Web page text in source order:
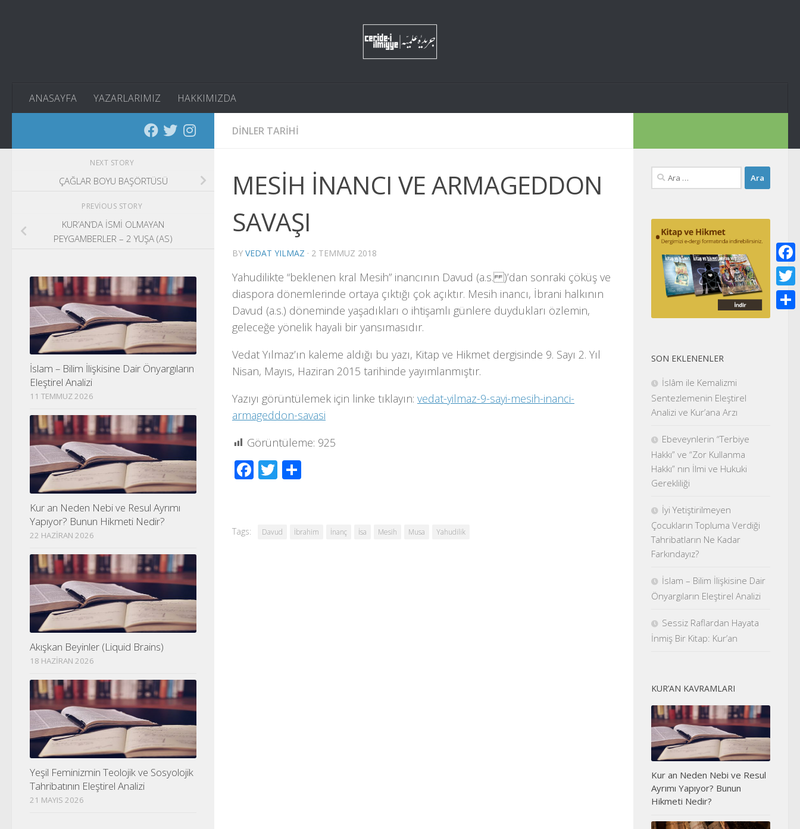
ANASAYFA YAZARLARIMIZ HAKKIMIZDA
DINLER TARIHI
MESİH İNANCI VE ARMAGEDDON
SAVAŞI
BY VEDAT YILMAZ · 2 TEMMUZ 2018
Yahudilikte “beklenen kral Mesih” inancının Davud (a.s. )’dan sonraki çöküş ve
diaspora dönemlerinde ortaya çıktığı çok açıktır. Mesih inancı, İbrani halkının
Davud (a.s.) döneminde yaşadıkları o ihtişamlı günlere duydukları özlemin,
geleceğe yönelik hayali bir yansımasıdır.
Vedat Yılmaz’ın kaleme aldığı bu yazı, Kitap ve Hikmet dergisinde 9. Sayı 2. Yıl
Nisan, Mayıs, Haziran 2015 tarihinde yayımlanmıştır.
Yazıyı görüntülemek için linke tıklayın: vedat-yilmaz-9-sayi-mesih-inanci-
armageddon-savasi
Görüntüleme: 925
Facebook
Twitter
Tags: Davud İbrahim İnanç İsa Mesih Musa Yahudilik
NEXT STORY
ÇAĞLAR BOYU BAŞÖRTÜSÜ
PREVIOUS STORY
KUR’AN’DA İSMİ OLMAYAN
PEYGAMBERLER – 2 YUŞA (AS)
İslam – Bilim İlişkisine Dair Önyargıların
Eleştirel Analizi
11 TEMMUZ 2026
Kur an Neden Nebi ve Resul Ayrımı
Yapıyor? Bunun Hikmeti Nedir?
22 HAZIRAN 2026
Akışkan Beyinler (Liquid Brains)
18 HAZIRAN 2026
Yeşil Feminizmin Teolojik ve Sosyolojik
Tahribatının Eleştirel Analizi
21 MAYIS 2026
Arama:
SON EKLENENLER
İslâm ile Kemalizmi
Sentezlemenin Eleştirel
Analizi ve Kur’ana Arzı
Ebeveynlerin “Terbiye
Hakkı” ve “Zor Kullanma
Hakkı” nın İlmi ve Hukuki
Gerekliliği
İyi Yetiştirilmeyen
Çocukların Topluma Verdiği
Tahribatların Ne Kadar
Farkındayız?
İslam – Bilim İlişkisine Dair
Önyargıların Eleştirel Analizi
Sessiz Raflardan Hayata
İnmiş Bir Kitap: Kur’an
KUR’AN KAVRAMLARI
Kur an Neden Nebi ve Resul
Ayrımı Yapıyor? Bunun
Hikmeti Nedir?